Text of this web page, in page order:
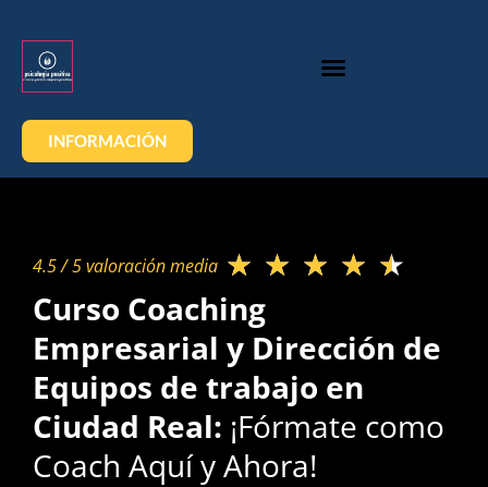
INFORMACIÓN
4.5 / 5 valoración media​ ★ ★ ★ ★ ★
Curso Coaching
Empresarial y Dirección de
Equipos de trabajo en
Ciudad Real: ¡Fórmate como
Coach Aquí y Ahora!